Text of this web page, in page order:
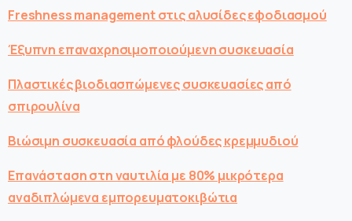
Freshness management στις αλυσίδες εφοδιασμού
Έξυπνη επαναχρησιμοποιούμενη συσκευασία
Πλαστικές βιοδιασπώμενες συσκευασίες από
σπιρουλίνα
Βιώσιμη συσκευασία από φλούδες κρεμμυδιού
Επανάσταση στη ναυτιλία με 80% μικρότερα
αναδιπλώμενα εμπορευματοκιβώτια